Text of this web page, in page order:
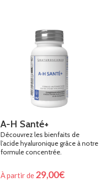
A-H Santé+
Découvrez les bienfaits de
l’acide hyaluronique grâce à notre
formule concentrée.
À partir de 29,00€